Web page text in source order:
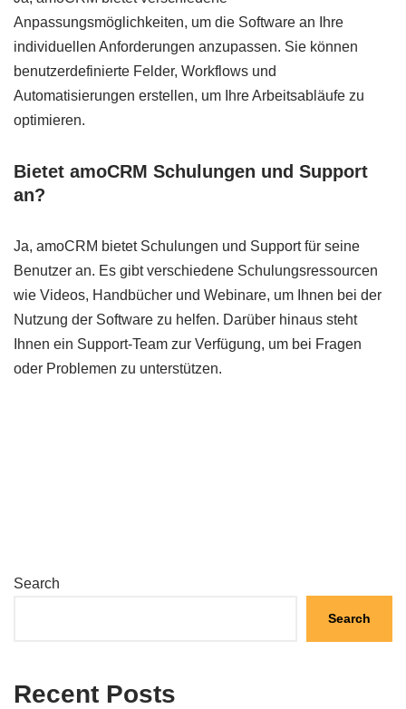
Anpassungsmöglichkeiten, um die Software an Ihre
individuellen Anforderungen anzupassen. Sie können
benutzerdefinierte Felder, Workflows und
Automatisierungen erstellen, um Ihre Arbeitsabläufe zu
optimieren.
Bietet amoCRM Schulungen und Support
an?
Ja, amoCRM bietet Schulungen und Support für seine
Benutzer an. Es gibt verschiedene Schulungsressourcen
wie Videos, Handbücher und Webinare, um Ihnen bei der
Nutzung der Software zu helfen. Darüber hinaus steht
Ihnen ein Support-Team zur Verfügung, um bei Fragen
oder Problemen zu unterstützen.
Search
Search
Recent Posts